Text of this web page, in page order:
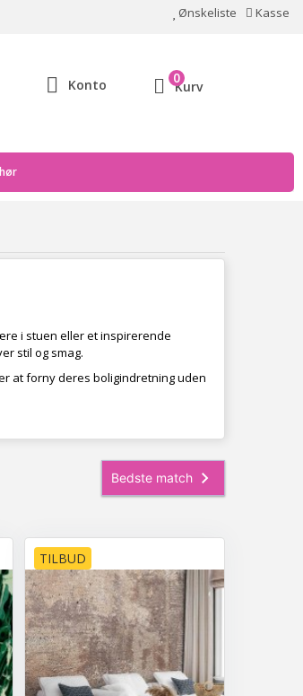
Ønskeliste Kasse
Konto Kurv
0
i stuen eller et inspirerende
stil og smag.
at forny deres boligindretning uden
TILBUD